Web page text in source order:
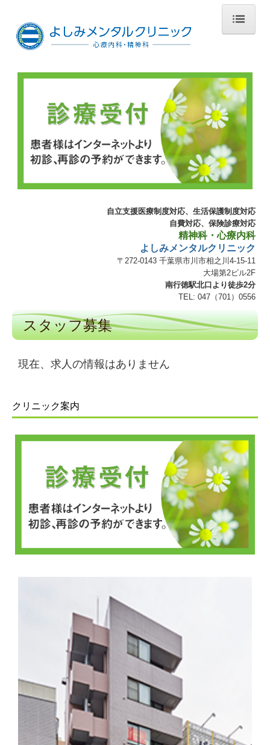
ホーム
初診のご案内
スタッフ募集
自立支援医療制度対応、生活保護制度対応
自費対応、保険診療対応
精神科・心療内科
よしみメンタルクリニック
〒272-0143 千葉県市川市相之川4-15-11
大場第2ビル2F
南行徳駅北口より徒歩2分
TEL: 047（701）0556
クリニック案内
スタッフ募集
現在、求人の情報はありません